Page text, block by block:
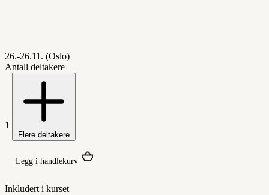
26.-26.11. (Oslo)
Antall deltakere
1
Flere deltakere
Legg i handlekurv
Inkludert i kurset